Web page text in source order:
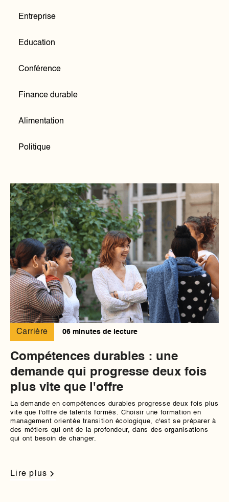
Entreprise
Education
Conférence
Finance durable
Alimentation
Politique
Carrière 06 minutes de lecture
Compétences durables : une
demande qui progresse deux fois
plus vite que l'offre
La demande en compétences durables progresse deux fois plus
vite que l'offre de talents formés. Choisir une formation en
management orientée transition écologique, c'est se préparer à
des métiers qui ont de la profondeur, dans des organisations
qui ont besoin de changer.
Lire plus